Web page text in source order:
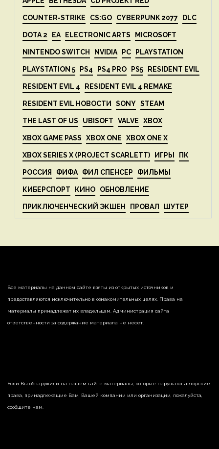
COUNTER-STRIKE CS:GO CYBERPUNK 2077 DLC
DOTA 2 EA ELECTRONIC ARTS MICROSOFT
NINTENDO SWITCH NVIDIA PC PLAYSTATION
PLAYSTATION 5 PS4 PS4 PRO PS5 RESIDENT EVIL
RESIDENT EVIL 4 RESIDENT EVIL 4 REMAKE
RESIDENT EVIL НОВОСТИ SONY STEAM
THE LAST OF US UBISOFT VALVE XBOX
XBOX GAME PASS XBOX ONE XBOX ONE X
XBOX SERIES X (PROJECT SCARLETT) ИГРЫ ПК
РОССИЯ ФИФА ФИЛ СПЕНСЕР ФИЛЬМЫ
КИБЕРСПОРТ КИНО ОБНОВЛЕНИЕ
ПРИКЛЮЧЕНЧЕСКИЙ ЭКШЕН ПРОВАЛ ШУТЕР
Все материалы на данном сайте взяты из открытых источников и
предоставляются исключительно в ознакомительных целях. Права на
материалы принадлежат их владельцам. Администрация сайта
ответственности за содержание материала не несет.
Если Вы обнаружили на нашем сайте материалы, которые нарушают авторские
права, принадлежащие Вам, Вашей компании или организации, пожалуйста,
сообщите нам.